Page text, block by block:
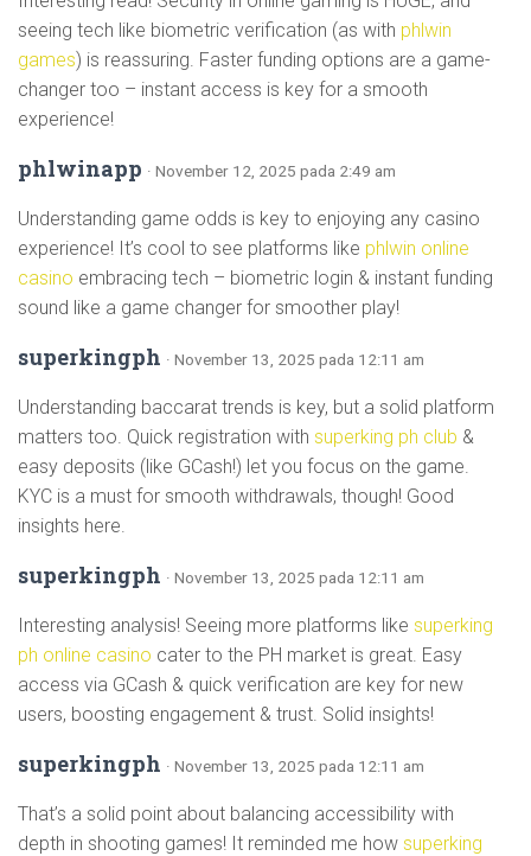
seeing tech like biometric verification (as with phlwin
games) is reassuring. Faster funding options are a game-
changer too – instant access is key for a smooth
experience!
phlwinapp · November 12, 2025 pada 2:49 am
Understanding game odds is key to enjoying any casino
experience! It’s cool to see platforms like phlwin online
casino embracing tech – biometric login & instant funding
sound like a game changer for smoother play!
superkingph · November 13, 2025 pada 12:11 am
Understanding baccarat trends is key, but a solid platform
matters too. Quick registration with superking ph club &
easy deposits (like GCash!) let you focus on the game.
KYC is a must for smooth withdrawals, though! Good
insights here.
superkingph · November 13, 2025 pada 12:11 am
Interesting analysis! Seeing more platforms like superking
ph online casino cater to the PH market is great. Easy
access via GCash & quick verification are key for new
users, boosting engagement & trust. Solid insights!
superkingph · November 13, 2025 pada 12:11 am
That’s a solid point about balancing accessibility with
depth in shooting games! It reminded me how superking